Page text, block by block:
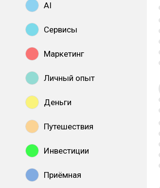
AI
Сервисы
Маркетинг
Личный опыт
Деньги
Путешествия
Инвестиции
Приёмная